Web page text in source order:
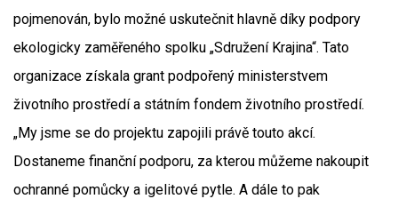
pojmenován, bylo možné uskutečnit hlavně díky podpory
ekologicky zaměřeného spolku „Sdružení Krajina“. Tato
organizace získala grant podpořený ministerstvem
životního prostředí a státním fondem životního prostředí.
„My jsme se do projektu zapojili právě touto akcí.
Dostaneme finanční podporu, za kterou můžeme nakoupit
ochranné pomůcky a igelitové pytle. A dále to pak